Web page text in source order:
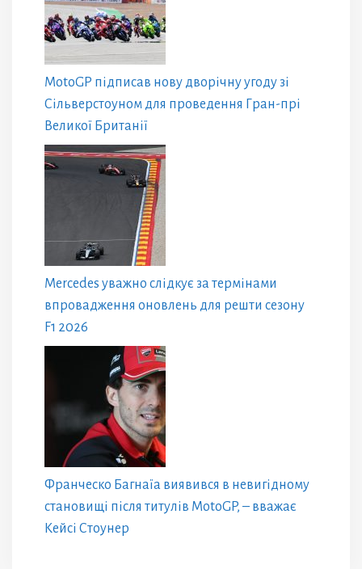
MotoGP підписав нову дворічну угоду зі
Сільверстоуном для проведення Гран-прі
Великої Британії
Mercedes уважно слідкує за термінами
впровадження оновлень для решти сезону
F1 2026
Франческо Багнаїа виявився в невигідному
становищі після титулів MotoGP, – вважає
Кейсі Стоунер